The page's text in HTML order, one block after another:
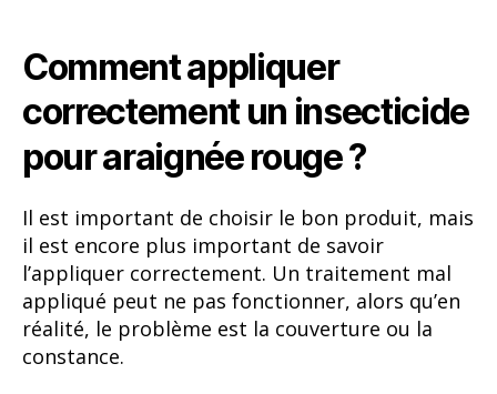
Comment appliquer
correctement un insecticide
pour araignée rouge ?
Il est important de choisir le bon produit, mais
il est encore plus important de savoir
l’appliquer correctement. Un traitement mal
appliqué peut ne pas fonctionner, alors qu’en
réalité, le problème est la couverture ou la
constance.